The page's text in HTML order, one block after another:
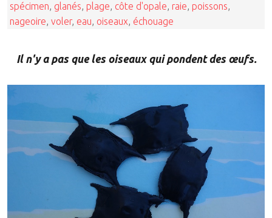
spécimen, glanés, plage, côte d'opale, raie, poissons,
nageoire, voler, eau, oiseaux, échouage
Il n'y a pas que les oiseaux qui pondent des œufs.